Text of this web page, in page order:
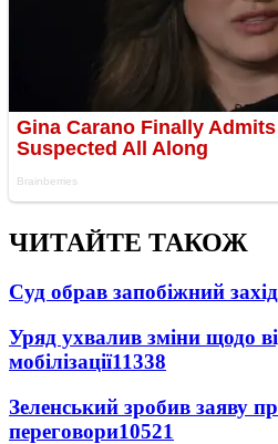
ЧИТАЙТЕ ТАКОЖ
Суд обрав запобіжний
Уряд ухвалив зміни щодо
мобілізації11338
Зеленський зробив заяву
переговори10521